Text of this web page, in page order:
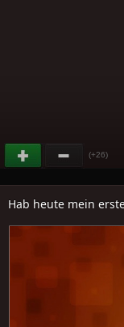
(+26)
Hab heute mein